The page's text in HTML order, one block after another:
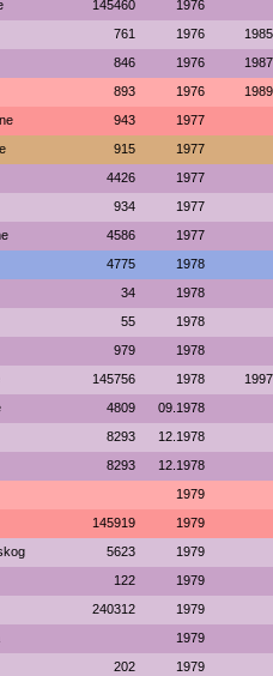
145460 1976
761 1976 1985
846 1976 1987
893 1976 1989
943 1977
915 1977
4426 1977
934 1977
4586 1977
4775 1978
34 1978
55 1978
979 1978
145756 1978 1997
4809 09.1978
8293 12.1978
8293 12.1978
1979
145919 1979
5623 1979
122 1979
240312 1979
1979
202 1979